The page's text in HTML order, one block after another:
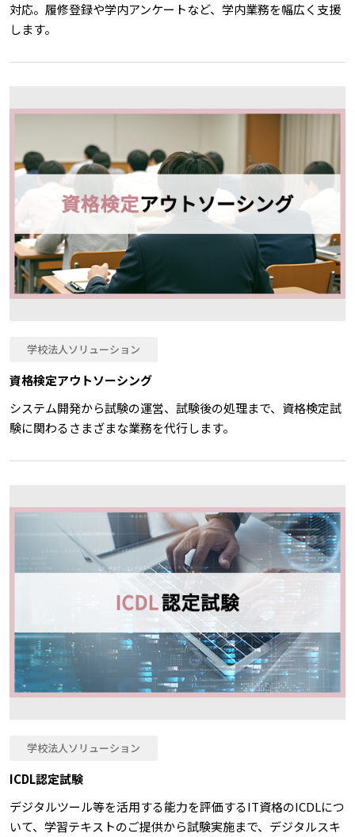
対応。履修登録や学内アンケートなど、学内業務を幅広く支援
します。
学校法人ソリューション
資格検定アウトソーシング
システム開発から試験の運営、試験後の処理まで、資格検定試
験に関わるさまざまな業務を代行します。
学校法人ソリューション
ICDL認定試験
デジタルツール等を活用する能力を評価するIT資格のICDLにつ
いて、学習テキストのご提供から試験実施まで、デジタルスキ